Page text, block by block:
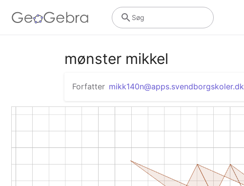
Søg
mønster mikkel
Forfatter mikk140n@apps.svendborgskoler.dk